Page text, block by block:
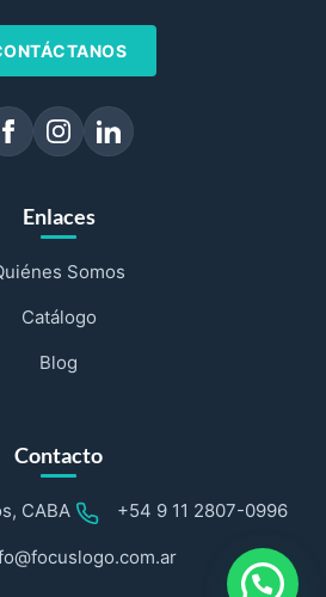
Enlaces
Somos
Catálogo
Blog
Contacto
CABA +54 9 11 2807-0996